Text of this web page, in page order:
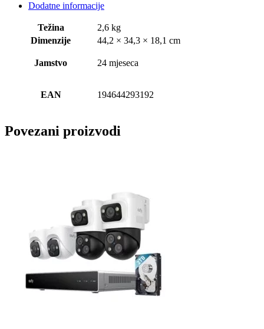
Dodatne informacije
Težina
2,6 kg
Dimenzije
44,2 × 34,3 × 18,1 cm
Jamstvo 24 mjeseca
EAN 194644293192
Povezani proizvodi